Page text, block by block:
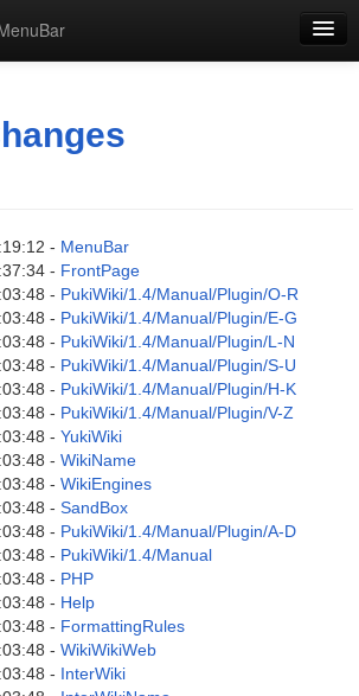
- MenuBar
- FrontPage
- PukiWiki/1.4/Manual/Plugin/O-R
- PukiWiki/1.4/Manual/Plugin/E-G
- PukiWiki/1.4/Manual/Plugin/L-N
- PukiWiki/1.4/Manual/Plugin/S-U
- PukiWiki/1.4/Manual/Plugin/H-K
- PukiWiki/1.4/Manual/Plugin/V-Z
- YukiWiki
- WikiName
- WikiEngines
- SandBox
- PukiWiki/1.4/Manual/Plugin/A-D
- PukiWiki/1.4/Manual
- PHP
- Help
- FormattingRules
- WikiWikiWeb
- InterWiki